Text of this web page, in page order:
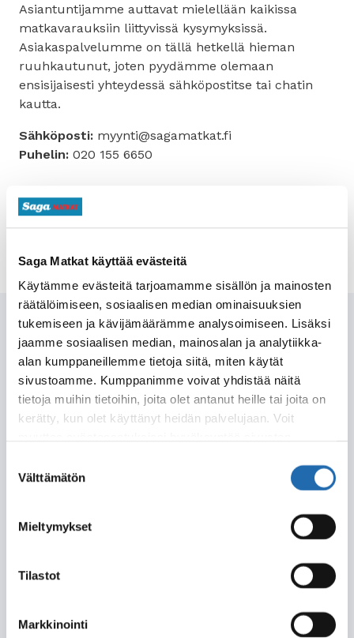
Saga Matkat käyttää evästeitä
Käytämme evästeitä tarjoamamme sisällön ja mainosten
räätälöimiseen, sosiaalisen median ominaisuuksien
tukemiseen ja kävijämäärämme analysoimiseen. Lisäksi
jaamme sosiaalisen median, mainosalan ja analytiikka-
alan kumppaneillemme tietoja siitä, miten käytät
sivustoamme. Kumppanimme voivat yhdistää näitä
tietoja muihin tietoihin, joita olet antanut heille tai joita on
kerätty, kun olet käyttänyt heidän palvelujaan. Voit
valinta
Välttämätön
Mieltymykset
Tilastot
Markkinointi
Asiantuntijamme auttavat mielellään kaikissa
matkavarauksiin liittyvissä kysymyksissä.
Asiakaspalvelumme on tällä hetkellä hieman
ruuhkautunut, joten pyydämme olemaan
ensisijaisesti yhteydessä sähköpostitse tai chatin
kautta.
Sähköposti: myynti@sagamatkat.fi
Puhelin: 020 155 6650
Facebookissa
Twitterissä
LinkedInissä
Seuraava artikkeli
Uutiset
Lisätietoa matkustamisesta
Islantiin
Tiedote
maahantulorajoituksiin.